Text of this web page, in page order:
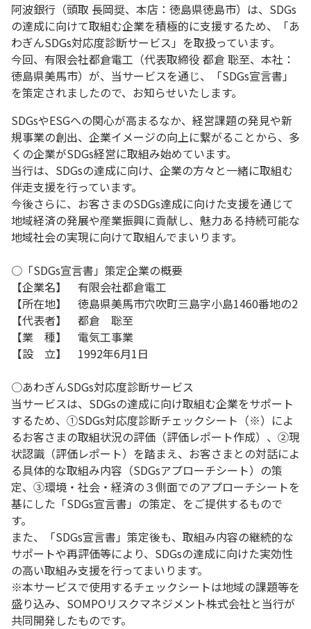
阿波銀行（頭取 長岡奨、本店：徳島県徳島市）は、SDGs
の達成に向けて取組む企業を積極的に支援するため、「あ
わぎんSDGs対応度診断サービス」を取扱っています。
今回、有限会社都倉電工（代表取締役 都倉 聡至、本社：
徳島県美馬市）が、当サービスを通じ、「SDGs宣言書」
を策定されましたので、お知らせいたします。
SDGsやESGへの関心が高まるなか、経営課題の発見や新
規事業の創出、企業イメージの向上に繋がることから、多
くの企業がSDGs経営に取組み始めています。
当行は、SDGsの達成に向け、企業の方々と一緒に取組む
伴走支援を行っています。
今後さらに、お客さまのSDGs達成に向けた支援を通じて
地域経済の発展や産業振興に貢献し、魅力ある持続可能な
地域社会の実現に向けて取組んでまいります。
○「SDGs宣言書」策定企業の概要
【企業名】 有限会社都倉電工
【所在地】 徳島県美馬市穴吹町三島字小島1460番地の2
【代表者】 都倉 聡至
【業 種】 電気工事業
【設 立】 1992年6月1日
○あわぎんSDGs対応度診断サービス
当サービスは、SDGsの達成に向け取組む企業をサポート
するため、①SDGs対応度診断チェックシート（※）によ
るお客さまの取組状況の評価（評価レポート作成）、②現
状認識（評価レポート）を踏まえ、お客さまとの対話によ
る具体的な取組み内容（SDGsアプローチシート）の策
定、③環境・社会・経済の３側面でのアプローチシートを
基にした「SDGs宣言書」の策定、をご提供するもので
す。
また、「SDGs宣言書」策定後も、取組み内容の継続的な
サポートや再評価等により、SDGsの達成に向けた実効性
の高い取組み支援を行ってまいります。
※本サービスで使用するチェックシートは地域の課題等を
盛り込み、SOMPOリスクマネジメント株式会社と当行が
共同開発したものです。